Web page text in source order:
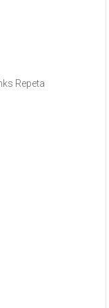
Repeta